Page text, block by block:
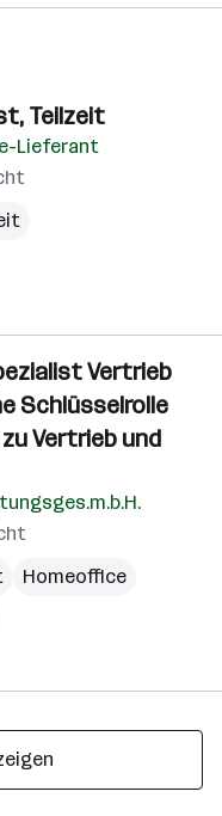
Teilzeit
Lieferant
Vertrieb
Schlüsselrolle
Vertrieb und
Homeoffice